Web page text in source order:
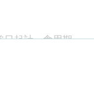
日1次；1个月
2岁以上至14
日起計，食用期